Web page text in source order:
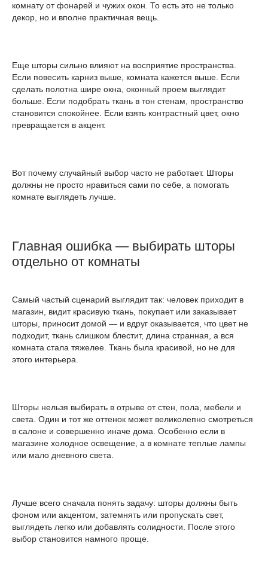
комнату от фонарей и чужих окон. То есть это не только
декор, но и вполне практичная вещь.
Еще шторы сильно влияют на восприятие пространства.
Если повесить карниз выше, комната кажется выше. Если
сделать полотна шире окна, оконный проем выглядит
больше. Если подобрать ткань в тон стенам, пространство
становится спокойнее. Если взять контрастный цвет, окно
превращается в акцент.
Вот почему случайный выбор часто не работает. Шторы
должны не просто нравиться сами по себе, а помогать
комнате выглядеть лучше.
Главная ошибка — выбирать шторы
отдельно от комнаты
Самый частый сценарий выглядит так: человек приходит в
магазин, видит красивую ткань, покупает или заказывает
шторы, приносит домой — и вдруг оказывается, что цвет не
подходит, ткань слишком блестит, длина странная, а вся
комната стала тяжелее. Ткань была красивой, но не для
этого интерьера.
Шторы нельзя выбирать в отрыве от стен, пола, мебели и
света. Один и тот же оттенок может великолепно смотреться
в салоне и совершенно иначе дома. Особенно если в
магазине холодное освещение, а в комнате теплые лампы
или мало дневного света.
Лучше всего сначала понять задачу: шторы должны быть
фоном или акцентом, затемнять или пропускать свет,
выглядеть легко или добавлять солидности. После этого
выбор становится намного проще.